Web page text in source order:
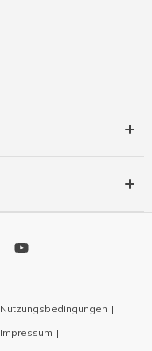
Nutzungsbedingungen
Impressum